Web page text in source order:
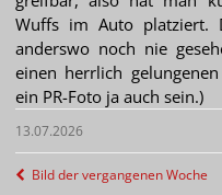
Wuffs im Auto platziert.
anderswo noch nie
einen herrlich
ein PR-Foto ja auch sein.)
13.07.2026
Bild der vergangenen Woche